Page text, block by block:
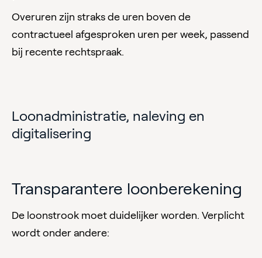
Overuren zijn straks de uren boven de
contractueel afgesproken uren per week, passend
bij recente rechtspraak.
Loonadministratie, naleving en
digitalisering
Transparantere loonberekening
De loonstrook moet duidelijker worden. Verplicht
wordt onder andere: